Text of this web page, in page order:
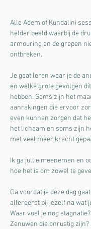
Alle Adem of Kundalini
helder beeld waarbij de
armouring en de grepen
ontbreken.
Je gaat leren waar je de
en welke grote gevolgen
hebben. Soms zijn het
aanrakingen die ervoor
even kunnen zorgen dat
het lichaam en soms zijn
met veel meer kracht
Ik ga jullie meenemen en
hoe het is om zowel te
Ga voordat je deze dag
allereerst bij jezelf na wat
Waar voel je nog
Zenuwen die onrustig zijn?